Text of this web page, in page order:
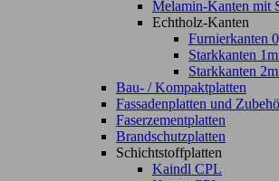
Melamin-Kanten mit
Echtholz-Kanten
Furnierkanten
Starkkanten
Starkkanten
Bau- / Kompaktplatten
Fassadenplatten und
Faserzementplatten
Brandschutzplatten
Schichtstoffplatten
Kaindl CPL